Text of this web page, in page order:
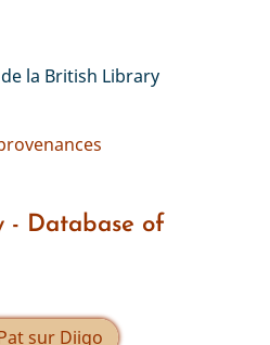
la British Library
- Database of
sur Diigo